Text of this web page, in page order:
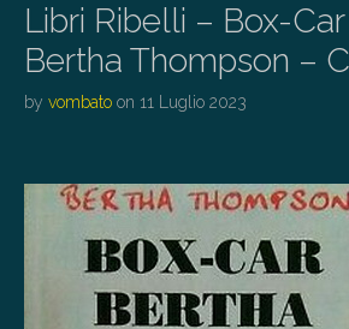
Libri Ribelli – Box-
Bertha Thompson –
by vombato on 11 Luglio 2023